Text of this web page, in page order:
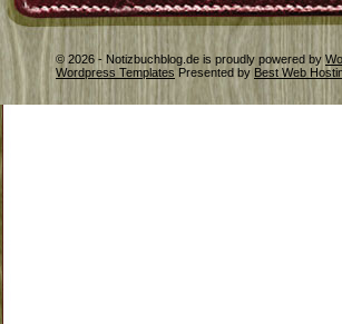
© 2026 - Notizbuchblog.de is proudly powered by
Wordpress Templates Presented by Best Web